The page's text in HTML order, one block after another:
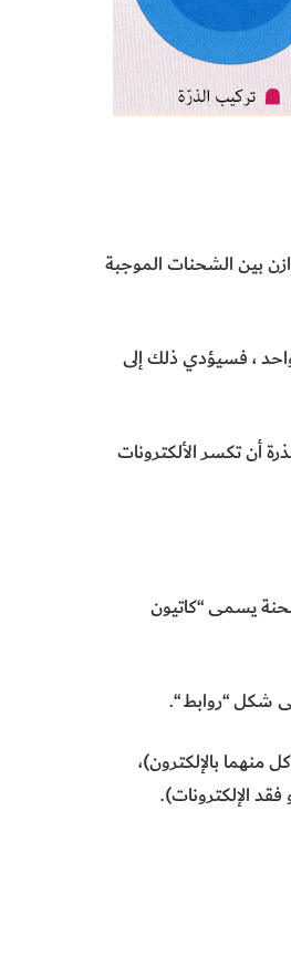
بين الشحنات الموجبة
، فسيؤدي ذلك إلى
أن تكسر الألكترونات
يسمى “كاتيون
شكل “روابط “.
منهما بالإلكترون)،
الإلكترونات).